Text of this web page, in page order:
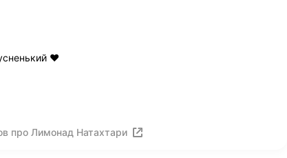
❤️
про Лимонад Натахтари